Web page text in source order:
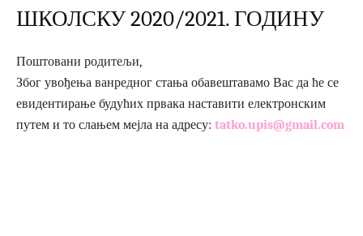
ШКОЛСКУ 2020/2021. ГОДИНУ
Поштовани родитељи,
Због увођења ванредног стања обавештавамо Вас да ће се
евидентирање будућих првака наставити електронским
путем и то слањем мејла на адресу: tatko.upis@gmail.com